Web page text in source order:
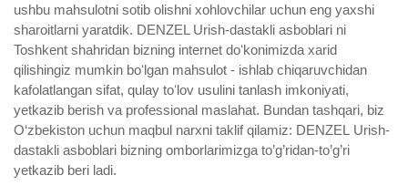
ushbu mahsulotni sotib olishni xohlovchilar uchun eng yaxshi
sharoitlarni yaratdik. DENZEL Urish-dastakli asboblari ni
Toshkent shahridan bizning internet doʻkonimizda xarid
qilishingiz mumkin boʻlgan mahsulot - ishlab chiqaruvchidan
kafolatlangan sifat, qulay toʻlov usulini tanlash imkoniyati,
yetkazib berish va professional maslahat. Bundan tashqari, biz
O‘zbekiston uchun maqbul narxni taklif qilamiz: DENZEL Urish-
dastakli asboblari bizning omborlarimizga to’g’ridan-to’g’ri
yetkazib beri ladi.